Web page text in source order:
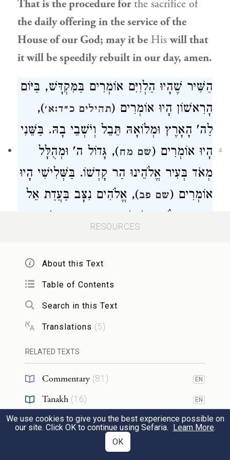
That is the procedure for the sacrifice of
the daily offering in the service of the
House of our God; may it be Hiswill that
it will be speedily rebuilt in our day, amen.
4
הַשִּׁיר שֶׁהָיוּ הַלְוִיִּם אוֹמְרִים בַּמִּקְדָּשׁ, בַּיּוֹם
הָרִאשׁוֹן הָיוּ אוֹמְרִים (תהילים כ״ד:א׳),
לַה' הָאָרֶץ וּמְלוֹאָהּ תֵּבֵל וְיֹשְׁבֵי בָהּ. בַּשֵּׁנִי
הָיוּ אוֹמְרִים (שם מח), גָּדוֹל ה' וּמְהֻלָּל
מְאֹד בְּעִיר אֱלֹהֵינוּ הַר קָדְשׁוֹ. בַּשְּׁלִישִׁי הָיוּ
אוֹמְרִים (שם פב), אֱלֹהִים נִצָּב בַּעֲדַת אֵל
בְּקֶרֶב אֱלֹהִים יִשְׁפֹּט. בָּרְבִיעִי הָיוּ אוֹמְרִים
וְגוֹ'. בַּחֲמִישִׁי הָיוּ אוֹמְרִים (שם פא), הַרְנִינוּ
לֵאלֹהִים עוּזֵּנוּ, הָרִיעוּ לֵאלֹהֵייַעֲקֹב. בַּשִּׁשִּׁי
), ה' מָלָךְ גֵּאוּת לָבֵשׁ
וְגוֹ'. בְּשַׁבָּת הָיוּ אוֹמְרִים (שם צב), מִזְמוֹר
שִׁיר לְיוֹם הַשַּׁבָּת, מִזְמוֹר שִׁיר לֶעָתִיד
לָבֹא, לְיוֹם שֶׁכֻּלּוֹ שַׁבָּת מְנוּחָה לְחַיֵּי
The following is a list of each dailypsalm
that the Levites would recite in the
Temple. On the first dayof the week
RESOURCES
About this Text
Table of Contents
Search in this Text
Translations (5)
RELATED TEXTS
Commentary (81 ) EN
Tanakh (16) EN
Talmud( 5) EN
We use cookies to give you the best experience possible on
our site. Click OK to continue using Sefaria. Learn More.
OK